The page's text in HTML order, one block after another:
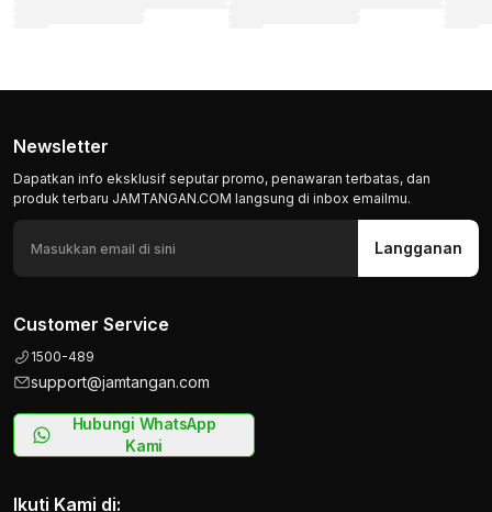
Newsletter
Dapatkan info eksklusif seputar promo, penawaran terbatas, dan
produk terbaru JAMTANGAN.COM langsung di inbox emailmu.
Langganan
Customer Service
1500-489
support@jamtangan.com
Hubungi WhatsApp
Kami
Ikuti Kami di: